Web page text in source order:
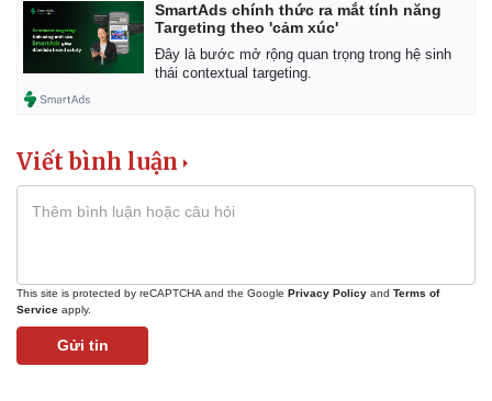
SmartAds chính thức ra mắt tính năng
Targeting theo 'cảm xúc'
Đây là bước mở rộng quan trọng trong hệ sinh
thái contextual targeting.
Viết bình luận
This site is protected by reCAPTCHA and the Google Privacy Policy and Terms of
Service apply.
Gửi tin